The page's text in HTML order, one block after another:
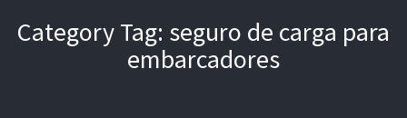
Category Tag: seguro de carga para
embarcadores